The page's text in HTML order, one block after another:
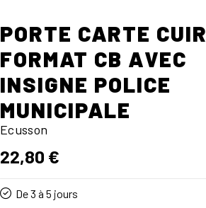
PORTE CARTE CUIR
FORMAT CB AVEC
INSIGNE POLICE
MUNICIPALE
Ecusson
22,80 €
De 3 à 5 jours